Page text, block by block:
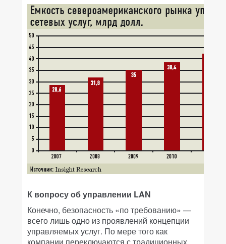
К вопросу об управлении LAN
Конечно, безопасность «по требованию» —
всего лишь одно из проявлений концепции
управляемых услуг. По мере того как